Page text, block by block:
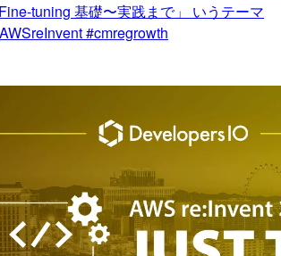
tuning 基礎〜実践まで」 いうテーマ
#cmregrowth